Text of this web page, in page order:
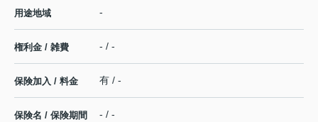
用途地域 -
権利金 / 雑費 - / -
保険加入 / 料金 有 / -
保険名 / 保険期間 - / -